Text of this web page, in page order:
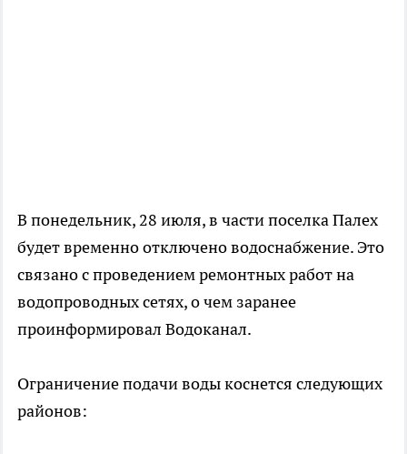
В понедельник, 28 июля, в части поселка Палех
будет временно отключено водоснабжение. Это
связано с проведением ремонтных работ на
водопроводных сетях, о чем заранее
проинформировал Водоканал.
Ограничение подачи воды коснется следующих
районов: